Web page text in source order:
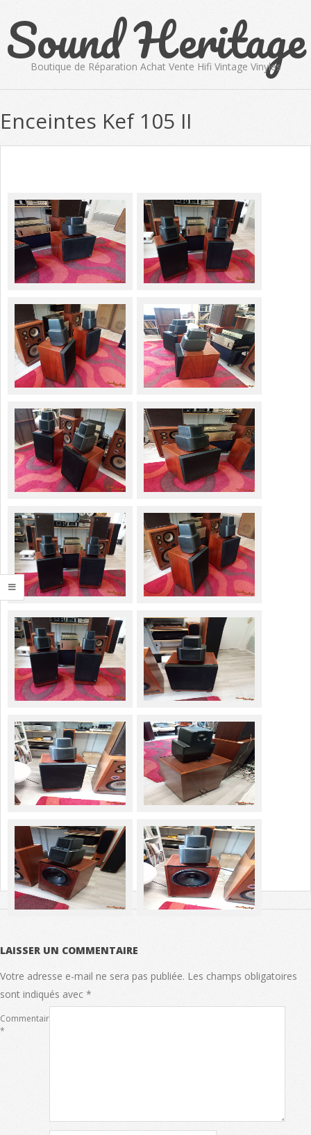
content
Sound Heritage
Boutique de Réparation Achat Vente Hifi Vintage Vinyles
Navigation
Menu
Enceintes Kef 105 II
LAISSER UN COMMENTAIRE
Votre adresse e-mail ne sera pas publiée. Les champs obligatoires
sont indiqués avec *
Commentaire
*